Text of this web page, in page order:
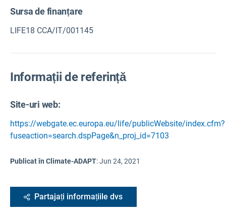
Sursa de finanțare
LIFE18 CCA/IT/001145
Informații de referință
Site-uri web:
https://webgate.ec.europa.eu/life/publicWebsite/index.cfm?
fuseaction=search.dspPage&n_proj_id=7103
Publicat în Climate-ADAPT:Jun 24, 2021
Partajați informațiile dvs